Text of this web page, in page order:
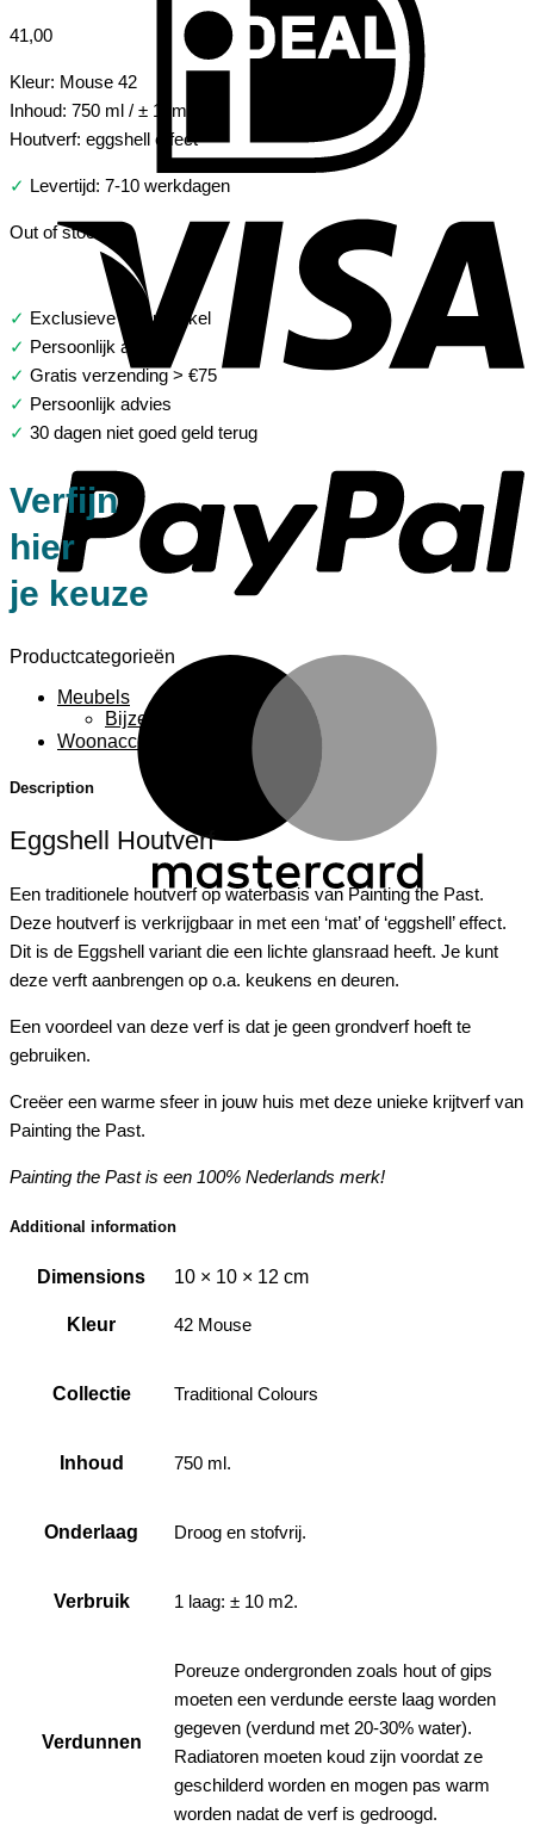
41,00
Kleur: Mouse 42
Inhoud: 750 ml / ± 10m2
Houtverf: eggshell effect
✓ Levertijd: 7-10 werkdagen
Out of stock
✓ Exclusieve woonwinkel
✓ Persoonlijk advies
✓ Gratis verzending > €75
✓ Persoonlijk advies
✓ 30 dagen niet goed geld terug
Verfijn
hier
je keuze
Productcategorieën
Meubels
Bijzettafels
Woonaccessoires
Description
Eggshell Houtverf
Een traditionele houtverf op waterbasis van Painting the Past.
Deze houtverf is verkrijgbaar in met een ‘mat’ of ‘eggshell’ effect.
Dit is de Eggshell variant die een lichte glansraad heeft. Je kunt
deze verft aanbrengen op o.a. keukens en deuren.
Een voordeel van deze verf is dat je geen grondverf hoeft te
gebruiken.
Creëer een warme sfeer in jouw huis met deze unieke krijtverf van
Painting the Past.
Painting the Past is een 100% Nederlands merk!
Additional information
Dimensions 10 × 10 × 12 cm
Kleur 42 Mouse
Collectie Traditional Colours
Inhoud 750 ml.
Onderlaag Droog en stofvrij.
Verbruik 1 laag: ± 10 m2.
Verdunnen
Poreuze ondergronden zoals hout of gips
moeten een verdunde eerste laag worden
gegeven (verdund met 20-30% water).
Radiatoren moeten koud zijn voordat ze
geschilderd worden en mogen pas warm
worden nadat de verf is gedroogd.